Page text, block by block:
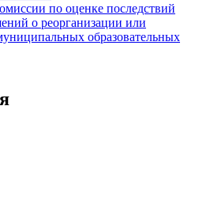
по оценке последствий
о реорганизации или
образовательных